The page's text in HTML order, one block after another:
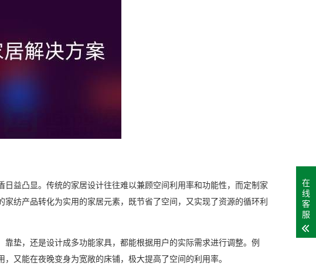
益凸显。传统的家居设计往往难以兼顾空间利用率和功能性，而定制家
纺产品转化为实用的家居元素，既节省了空间，又实现了资源的循环利
靠垫，还是设计成多功能家具，都能根据用户的实际需求进行调整。例
又能在夜晚变身为宽敞的床铺，极大提高了空间的利用率。
在
线
客
服